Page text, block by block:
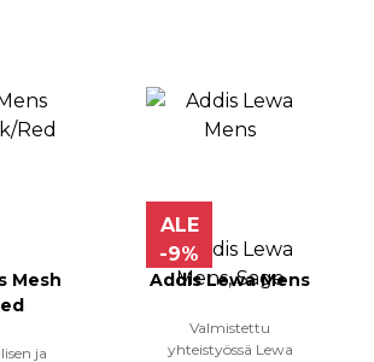
Mesh
ja
ALE
-9%
Addis Lewa Mens
Valmistettu
yhteistyössä Lewa